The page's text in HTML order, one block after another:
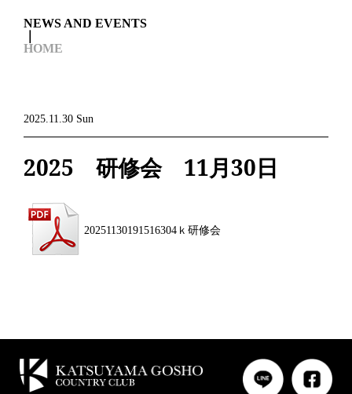
HOME
NEWS AND EVENTS
2025.11.30 Sun
2025 研修会 11月30日
20251130191516304ｋ研修会